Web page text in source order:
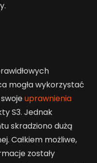
mogła wykorzystać
uprawnienia
S3. Jednak
skradziono dużą
Całkiem możliwe,
zostały